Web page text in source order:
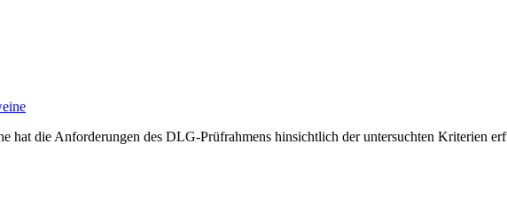
hat die Anforderungen des DLG-Prüfrahmens hinsichtlich der untersuchten Kriterien